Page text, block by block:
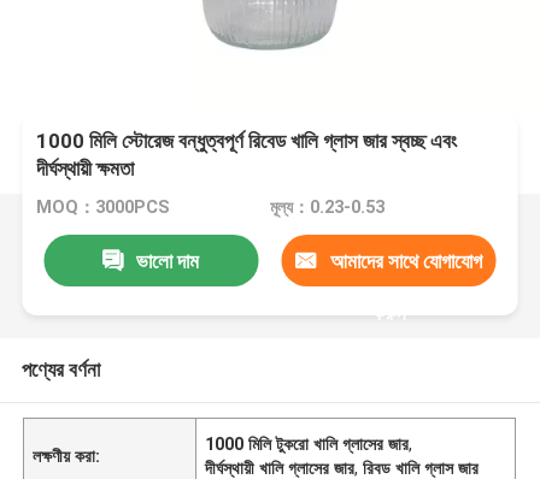
1000 মিলি স্টোরেজ বন্ধুত্বপূর্ণ রিবেড খালি গ্লাস জার স্বচ্ছ এবং
দীর্ঘস্থায়ী ক্ষমতা
MOQ：3000PCS মূল্য：0.23-0.53
ভালো দাম আমাদের সাথে যোগাযোগ
করুন
পণ্যের বর্ণনা
লক্ষণীয় করা:
1000 মিলি টুকরো খালি গ্লাসের জার,
দীর্ঘস্থায়ী খালি গ্লাসের জার,রিবড খালি গ্লাস জার